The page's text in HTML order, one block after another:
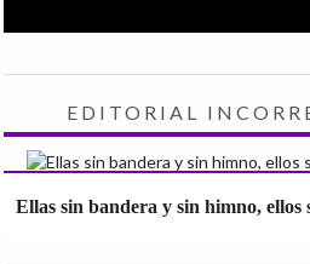
EDITORIAL
Ellas sin bandera y sin himno, ellos